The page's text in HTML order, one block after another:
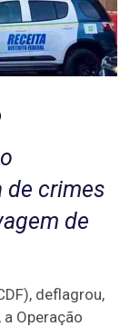
de crimes
de
deflagrou,
Operação